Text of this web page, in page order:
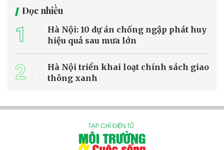
mục thi công chậm so với kế hoạch, trong khi nhu cầu xử lý rác thải
tăng cường kiểm tra, đôn đốc chủ đầu tư đẩy nhanh tiến độ để sớm
đưa dự án vào vận hành.
Môi trường - Tài nguyên
Mưa kéo dài gây sạt lở nghiêm trọng tại